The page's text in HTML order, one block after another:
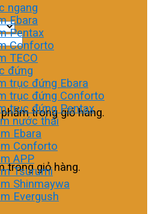
trong giỏ hàng.
trong giỏ hàng.
ngang
Ebara
Pentax
Conforto
TECO
đứng
trục đứng Ebara
trục đứng Conforto
trục đứng Pentax
nước thải
Ebara
Conforto
APP
Tsurumi
Shinmaywa
Evergush